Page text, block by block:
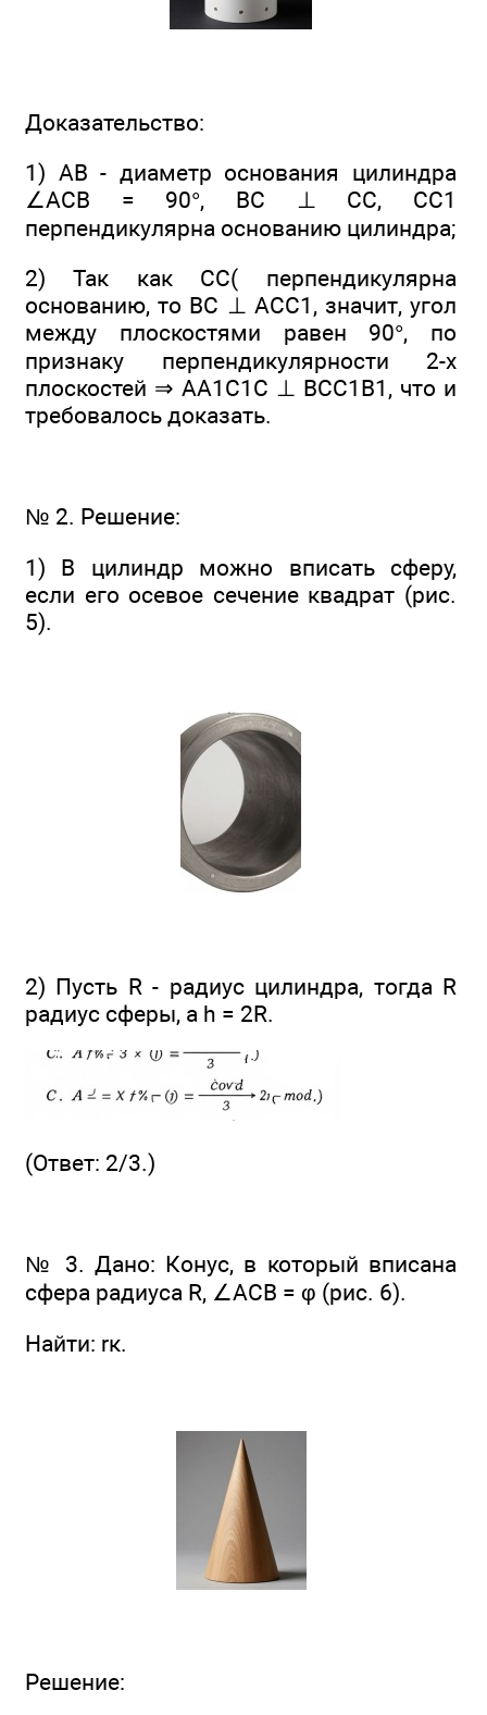
Доказательство:
1) АВ - диаметр основания цилиндра
∠ACB = 90°, BС ⊥ СС, CC1
перпендикулярна основанию цилиндра;
2) Так как СС( перпендикулярна
основанию, то ВС ⊥ АСС1, значит, угол
между плоскостями равен 90°, по
признаку перпендикулярности 2-х
плоскостей ⇒ АА1С1С ⊥ BСС1В1, что и
требовалось доказать.
№ 2. Решение:
1) В цилиндр можно вписать сферу,
если его осевое сечение квадрат (рис.
5).
2) Пусть R - радиус цилиндра, тогда R
радиус сферы, a h = 2R.
(Ответ: 2/3.)
№ 3. Дано: Конус, в который вписана
сфера радиуса R, ∠ACB = φ (рис. 6).
Найти: rк.
Решение: